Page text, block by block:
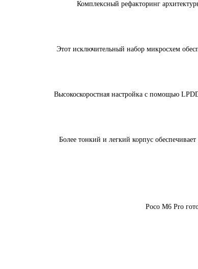
Комплексный рефакторинг
Этот исключительный набор микросхем
Высокоскоростная настройка с помощью
Более тонкий и легкий корпус
Poco M6 Pro